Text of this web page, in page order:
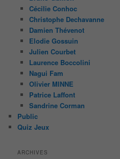
Cécilie Conhoc
Christophe Dechavanne
Damien Thévenot
Elodie Gossuin
Julien Courbet
Laurence Boccolini
Nagui Fam
Olivier MINNE
Patrice Laffont
Sandrine Corman
Public
Quiz Jeux
ARCHIVES